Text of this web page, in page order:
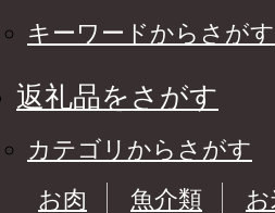
キーワードからさがす
返礼品をさがす
カテゴリからさがす
お肉
魚介類